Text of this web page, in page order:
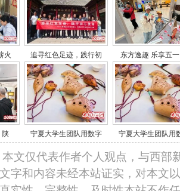
火 追寻红色足迹，践行初 东方逸趣 乐享五
陕 宁夏大学生团队用数字 宁夏大学生团队用
文仅代表作者个人观点，与西部
字和内容未经本站证实，对本文